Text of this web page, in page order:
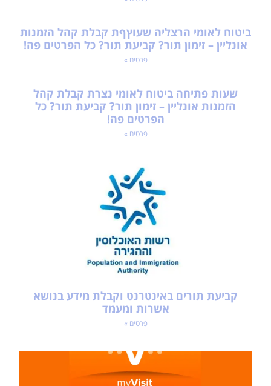
ביטוח לאומי הרצליה שעוץףת קבלת קהל הזמנות
אונליין – זימון תור? קביעת תור? כל הפרטים פה!
פרטים »
שעות פתיחה ביטוח לאומי נצרת קבלת קהל
הזמנות אונליין – זימון תור? קביעת תור? כל
הפרטים פה!
פרטים »
קביעת תורים באינטרנט וקבלת מידע בנושא
אשרות ומעמד
פרטים »